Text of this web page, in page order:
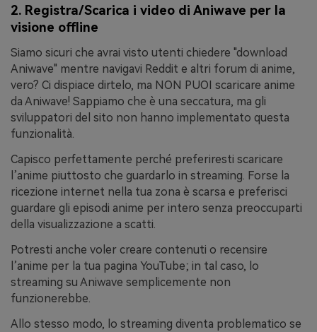
2. Registra/Scarica i video di Aniwave per la
visione offline
Siamo sicuri che avrai visto utenti chiedere "download
Aniwave" mentre navigavi Reddit e altri forum di anime,
vero? Ci dispiace dirtelo, ma NON PUOI scaricare anime
da Aniwave! Sappiamo che è una seccatura, ma gli
sviluppatori del sito non hanno implementato questa
funzionalità.
Capisco perfettamente perché preferiresti scaricare
l’anime piuttosto che guardarlo in streaming. Forse la
ricezione internet nella tua zona è scarsa e preferisci
guardare gli episodi anime per intero senza preoccuparti
della visualizzazione a scatti.
Potresti anche voler creare contenuti o recensire
l’anime per la tua pagina YouTube; in tal caso, lo
streaming su Aniwave semplicemente non
funzionerebbe.
Allo stesso modo, lo streaming diventa problematico se